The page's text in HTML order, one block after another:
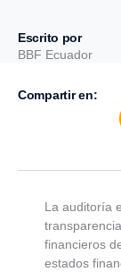
Escrito por
BBF Ecuador
Compartir en:
La auditoría
financieros
estados